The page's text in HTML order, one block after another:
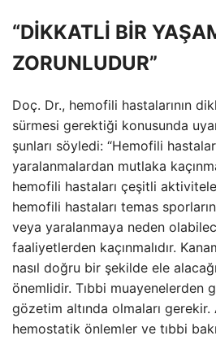
“DİKKATLİ BİR
ZORUNLUDUR”
Doç. Dr., hemofili hastalarının
sürmesi gerektiği konusunda
şunları söyledi: “Hemofili
yaralanmalardan mutlaka
hemofili hastaları çeşitli
hemofili hastaları temas
veya yaralanmaya neden
faaliyetlerden kaçınmalıdır.
nasıl doğru bir şekilde ele
önemlidir. Tıbbi muayenelerden
gözetim altında olmaları
hemostatik önlemler ve tıbbi